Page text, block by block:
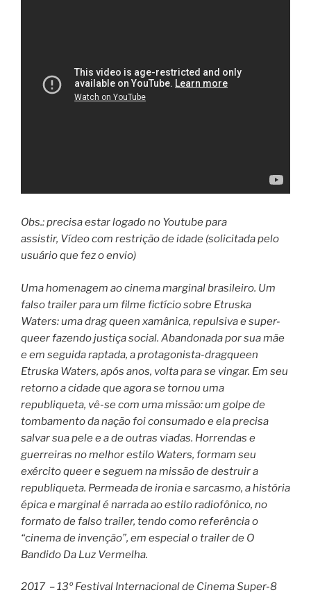
Obs.: precisa estar logado no Youtube para
assistir, Vídeo com restrição de idade (solicitada pelo
usuário que fez o envio)
Uma homenagem ao cinema marginal brasileiro. Um
falso trailer para um filme fictício sobre Etruska
Waters: uma drag queen xamânica, repulsiva e super-
queer fazendo justiça social. Abandonada por sua mãe
e em seguida raptada, a protagonista-dragqueen
Etruska Waters, após anos, volta para se vingar. Em seu
retorno a cidade que agora se tornou uma
republiqueta, vê-se com uma missão: um golpe de
tombamento da nação foi consumado e ela precisa
salvar sua pele e a de outras viadas. Horrendas e
guerreiras no melhor estilo Waters, formam seu
exército queer e seguem na missão de destruir a
republiqueta. Permeada de ironia e sarcasmo, a história
épica e marginal é narrada ao estilo radiofônico, no
formato de falso trailer, tendo como referência o
“cinema de invenção”, em especial o trailer de O
Bandido Da Luz Vermelha.
2017 – 13º Festival Internacional de Cinema Super-8